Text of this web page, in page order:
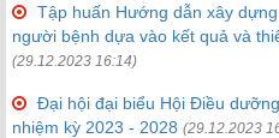
Tập huấn Hướng dẫn xây
người bệnh dựa vào kết quả và
(29.12.2023 16:14)
Đại hội đại biểu Hội Điều
nhiệm kỳ 2023 - 2028 (29.12.2023